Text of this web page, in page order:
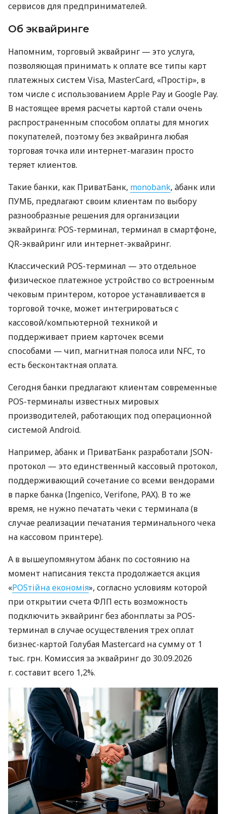
сервисов для предпринимателей.
Об эквайринге
Напомним, торговый эквайринг — это услуга,
позволяющая принимать к оплате все типы карт
платежных систем Visa, MasterCard, «Простір», в
том числе с использованием Apple Pay и Google Pay.
В настоящее время расчеты картой стали очень
распространенным способом оплаты для многих
покупателей, поэтому без эквайринга любая
торговая точка или интернет-магазин просто
теряет клиентов.
Такие банки, как ПриватБанк, monobank, àбанк или
ПУМБ, предлагают своим клиентам по выбору
разнообразные решения для организации
эквайринга: POS-терминал, терминал в смартфоне,
QR-эквайринг или интернет-эквайринг.
Классический POS-терминал — это отдельное
физическое платежное устройство со встроенным
чековым принтером, которое устанавливается в
торговой точке, может интегрироваться с
кассовой/компьютерной техникой и
поддерживает прием карточек всеми
способами — чип, магнитная полоса или NFC, то
есть бесконтактная оплата.
Сегодня банки предлагают клиентам современные
POS-терминалы известных мировых
производителей, работающих под операционной
системой Android.
Например, àбанк и ПриватБанк разработали JSON-
протокол — это единственный кассовый протокол,
поддерживающий сочетание со всеми вендорами
в парке банка (Ingenico, Verifone, PAX). В то же
время, не нужно печатать чеки с терминала (в
случае реализации печатания терминального чека
на кассовом принтере).
А в вышеупомянутом àбанк по состоянию на
момент написания текста продолжается акция
«POSтійна економія», согласно условиям которой
при открытии счета ФЛП есть возможность
подключить эквайринг без абонплаты за POS-
терминал в случае осуществления трех оплат
бизнес-картой Голубая Mastercard на сумму от 1
тыс. грн. Комиссия за эквайринг до 30.09.2026
г. составит всего 1,2%.